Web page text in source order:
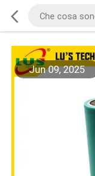
Jun 09, 2025